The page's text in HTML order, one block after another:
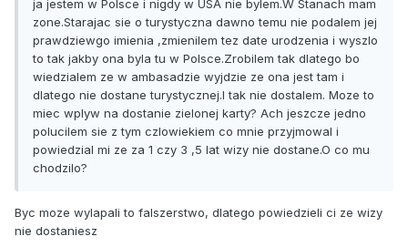
ja jestem w Polsce i nigdy w USA nie bylem.W Stanach mam
zone.Starajac sie o turystyczna dawno temu nie podalem jej
prawdziewgo imienia ,zmienilem tez date urodzenia i wyszlo
to tak jakby ona byla tu w Polsce.Zrobilem tak dlatego bo
wiedzialem ze w ambasadzie wyjdzie ze ona jest tam i
dlatego nie dostane turystycznej.I tak nie dostalem. Moze to
miec wplyw na dostanie zielonej karty? Ach jeszcze jedno
polucilem sie z tym czlowiekiem co mnie przyjmowal i
powiedzial mi ze za 1 czy 3 ,5 lat wizy nie dostane.O co mu
chodzilo?
Byc moze wylapali to falszerstwo, dlatego powiedzieli ci ze wizy
nie dostaniesz